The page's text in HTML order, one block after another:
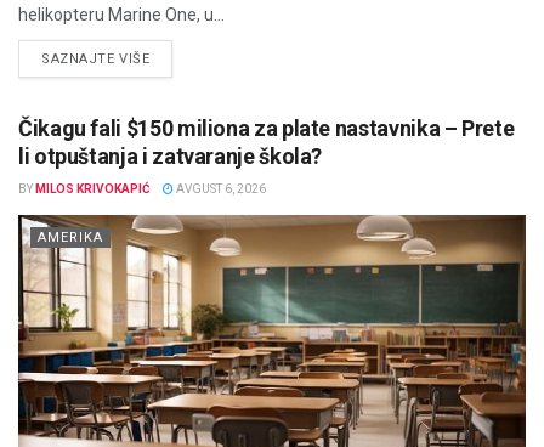
helikopteru Marine One, u...
SAZNAJTE VIŠEDETAILS
Čikagu fali $150 miliona za plate nastavnika – Prete
li otpuštanja i zatvaranje škola?
BY MILOS KRIVOKAPIĆ AVGUST 6, 2026
AMERIKA